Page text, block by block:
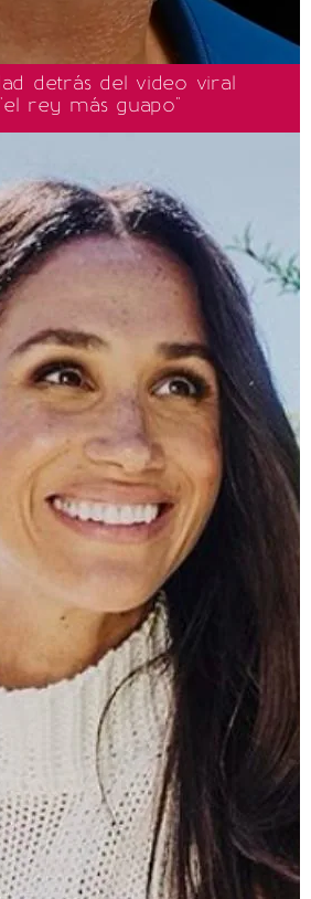
detrás del video viral
rey más guapo"